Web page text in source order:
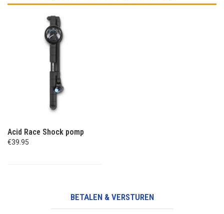
Acid Race Shock pomp
€39.95
BETALEN & VERSTUREN